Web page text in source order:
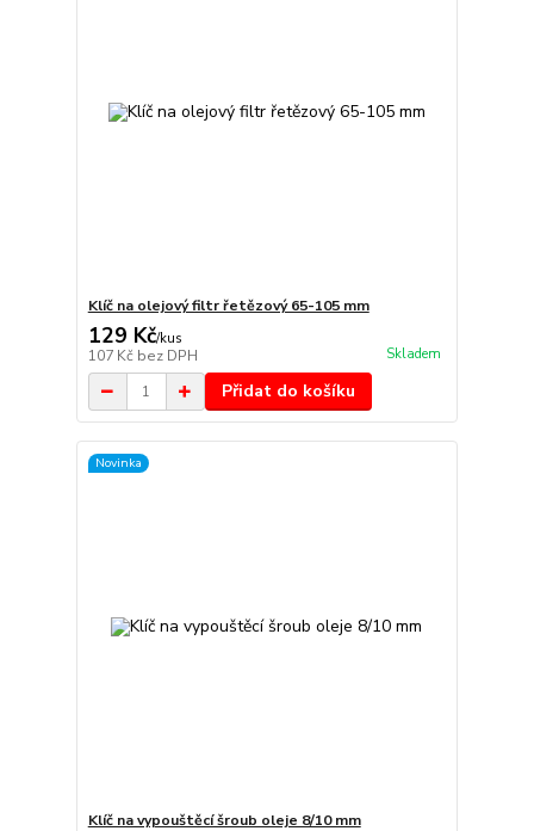
Klíč na olejový filtr řetězový 65-105 mm
129 Kč/kus
107 Kč bez DPH Skladem
Přidat do košíku
Novinka
Klíč na vypouštěcí šroub oleje 8/10 mm